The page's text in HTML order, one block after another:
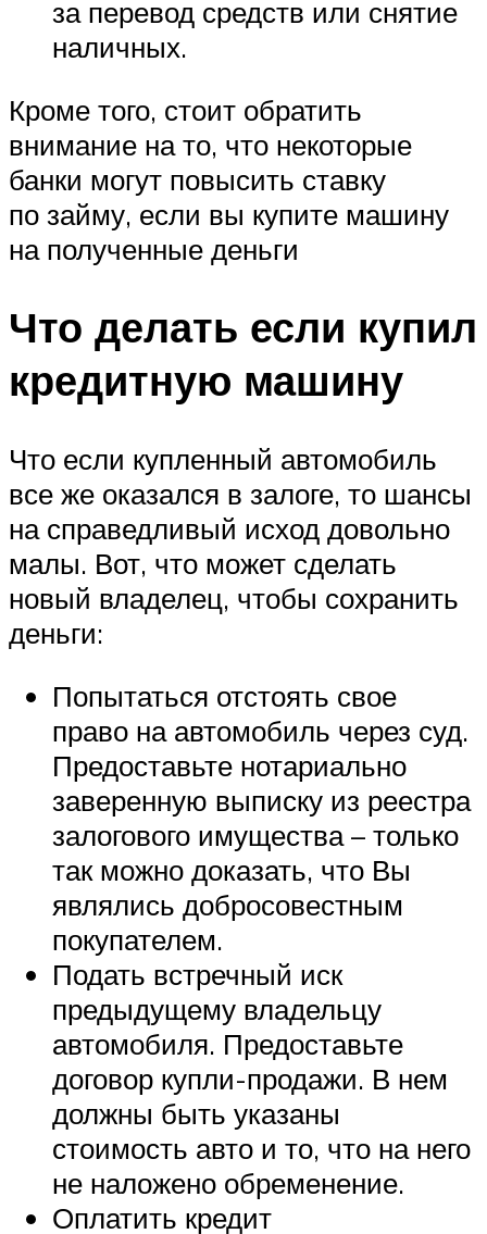
за перевод средств или снятие
наличных.
Кроме того, стоит обратить
внимание на то, что некоторые
банки могут повысить ставку
по займу, если вы купите машину
на полученные деньги
Что делать если купил
кредитную машину
Что если купленный автомобиль
все же оказался в залоге, то шансы
на справедливый исход довольно
малы. Вот, что может сделать
новый владелец, чтобы сохранить
деньги:
Попытаться отстоять свое
право на автомобиль через суд.
Предоставьте нотариально
заверенную выписку из реестра
залогового имущества – только
так можно доказать, что Вы
являлись добросовестным
покупателем.
Подать встречный иск
предыдущему владельцу
автомобиля. Предоставьте
договор купли-продажи. В нем
должны быть указаны
стоимость авто и то, что на него
не наложено обременение.
Оплатить кредит